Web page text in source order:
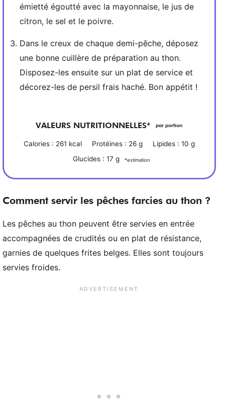
émietté égoutté avec la mayonnaise, le jus de
citron, le sel et le poivre.
Dans le creux de chaque demi-pêche, déposez
une bonne cuillère de préparation au thon.
Disposez-les ensuite sur un plat de service et
décorez-les de persil frais haché. Bon appétit !
VALEURS NUTRITIONNELLES* par portion
Calories : 261 kcal Protéines : 26g Lipides : 10 g
Glucides :17 g *estimation
Comment servir les pêches farcies au thon ?
Les pêches au thon peuvent être servies en entrée
accompagnées de crudités ou en plat de résistance,
garnies de quelques frites belges. Elles sont toujours
servies froides.